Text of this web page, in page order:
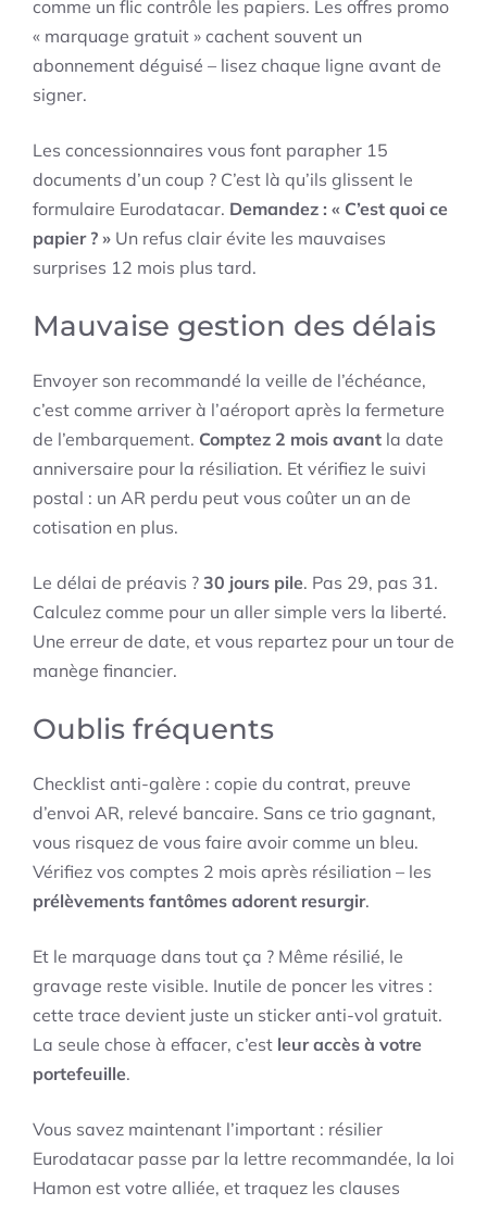
comme un flic contrôle les papiers. Les offres promo
« marquage gratuit » cachent souvent un
abonnement déguisé – lisez chaque ligne avant de
signer.
Les concessionnaires vous font parapher 15
documents d’un coup ? C’est là qu’ils glissent le
formulaire Eurodatacar. Demandez : « C’est quoi ce
papier ? » Un refus clair évite les mauvaises
surprises 12 mois plus tard.
Mauvaise gestion des délais
Envoyer son recommandé la veille de l’échéance,
c’est comme arriver à l’aéroport après la fermeture
de l’embarquement. Comptez 2 mois avant la date
anniversaire pour la résiliation. Et vérifiez le suivi
postal : un AR perdu peut vous coûter un an de
cotisation en plus.
Le délai de préavis ? 30 jours pile. Pas 29, pas 31.
Calculez comme pour un aller simple vers la liberté.
Une erreur de date, et vous repartez pour un tour de
manège financier.
Oublis fréquents
Checklist anti-galère : copie du contrat, preuve
d’envoi AR, relevé bancaire. Sans ce trio gagnant,
vous risquez de vous faire avoir comme un bleu.
Vérifiez vos comptes 2 mois après résiliation – les
prélèvements fantômes adorent resurgir.
Et le marquage dans tout ça ? Même résilié, le
gravage reste visible. Inutile de poncer les vitres :
cette trace devient juste un sticker anti-vol gratuit.
La seule chose à effacer, c’est leur accès à votre
portefeuille.
Vous savez maintenant l’important : résilier
Eurodatacar passe par la lettre recommandée, la loi
Hamon est votre alliée, et traquez les clauses